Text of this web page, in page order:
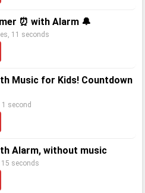
⏰ with Alarm 🔔
11 seconds
Music for Kids! Countdown
second
Alarm, without music
seconds